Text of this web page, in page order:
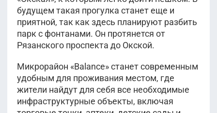
будущем такая прогулка станет еще и
приятной, так как здесь планируют разбить
парк с фонтанами. Он протянется от
Рязанского проспекта до Окской.
Микрорайон «Balance» станет современным
удобным для проживания местом, где
жители найдут для себя все необходимые
инфраструктурные объекты, включая